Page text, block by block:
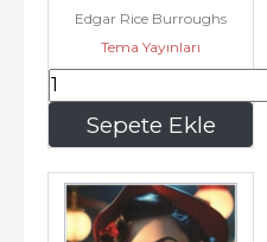
Sepete Ekle
Edgar Rice Burroughs
Tema Yayınları
315,00